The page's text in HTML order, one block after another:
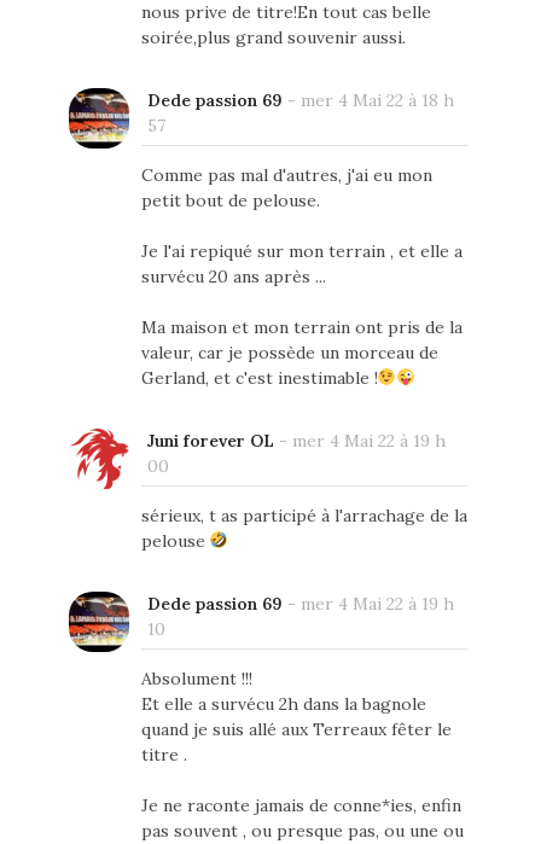
nous prive de titre!En tout cas belle
soirée,plus grand souvenir aussi.
Dede passion 69 - mer 4 Mai 22 à 18 h
57
Comme pas mal d'autres, j'ai eu mon
petit bout de pelouse.
Je l'ai repiqué sur mon terrain , et elle a
survécu 20 ans après ...
Ma maison et mon terrain ont pris de la
valeur, car je possède un morceau de
Gerland, et c'est inestimable !
Juni forever OL - mer 4 Mai 22 à 19 h
00
sérieux, t as participé à l'arrachage de la
pelouse
Dede passion 69 - mer 4 Mai 22 à 19 h
10
Absolument !!!
Et elle a survécu 2h dans la bagnole
quand je suis allé aux Terreaux fêter le
titre .
Je ne raconte jamais de conne*ies, enfin
pas souvent , ou presque pas, ou une ou